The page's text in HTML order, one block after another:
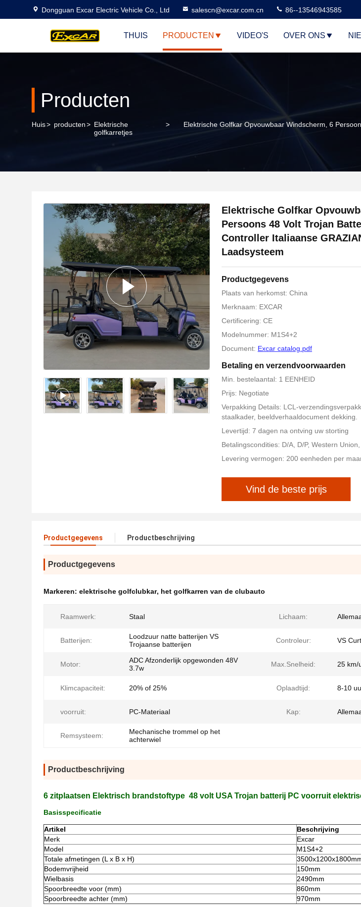
Dongguan Excar Electric Vehicle Co., Ltd salescn@excar.com.cn 86--13546943585
THUIS PRODUCTEN VIDEO'S OVER ONS
Producten
Huis> producten> Elektrische
golfkarretjes
>
Elektrische Golfkar Opvouwbaar Windscherm, 6
Elektrische Golfkar
Persoons 48 Volt Trojan
Controller Italiaanse
Laadsysteem
Productgegevens
Plaats van herkomst: China
Merknaam: EXCAR
Certificering: CE
Modelnummer: M1S4+2
Document: Excar catalog.pdf
Betaling en verzendvoorwaarden
Min. bestelaantal: 1 EENHEID
Prijs: Negotiate
Verpakking Details: LCL-
staalkader, beeldverhaaldocument dekking.
Levertijd: 7 dagen na ontving uw storting
Betalingscondities: D/A, D/P, Western
Levering vermogen: 200 eenheden per
Vind de beste prijs
Productgegevens Productbeschrijving
Productgegevens
Markeren: elektrische golfclubkar, het golfkarren van de clubauto
Raamwerk: Staal Lichaam:
Batterijen:
Loodzuur natte batterijen VS
Trojaanse batterijen
Controleur: VS
Motor:
ADC Afzonderlijk opgewonden 48V
3.7w
Max.Snelheid: 25 km/
Klimcapaciteit: 20% of 25% Oplaadtijd: 8-10
voorruit: PC-Materiaal Kap:
Remsysteem:
Mechanische trommel op het
achterwiel
Productbeschrijving
6 zitplaatsen Elektrisch brandstoftype 48 volt USA Trojan batterij PC voorruit
Basisspecificatie
Artikel
Beschrijving
Merk
Excar
Model
M1S4+2
Totale afmetingen (L x B x H)
Bodemvrijheid
150mm
Wielbasis
2490mm
Spoorbreedte voor (mm)
860mm
Spoorbreedte achter (mm)
970mm